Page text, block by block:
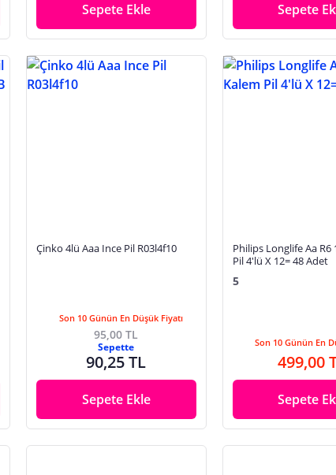
Sepete Ekle Sepete
Çinko 4lü Aaa Ince Pil R03l4f10
Son 10 Günün En Düşük Fiyatı
95,00 TL
Sepette
90,25 TL
Sepete Ekle
Philips Longlife Aa R6 1.5v
Pil 4'lü X 12= 48 Adet
5
Son 10 Günün En
499,00
Sepete